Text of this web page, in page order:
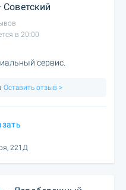
Советский
в 20:00
сервис.
Оставить отзыв >
221Д